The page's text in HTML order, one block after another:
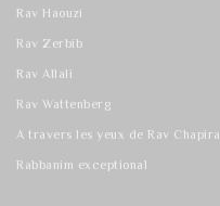
Rav Haouzi
Rav Zerbib
Rav Allali
Rav Wattenberg
A travers les yeux de Rav Chapira
Rabbanim exceptional